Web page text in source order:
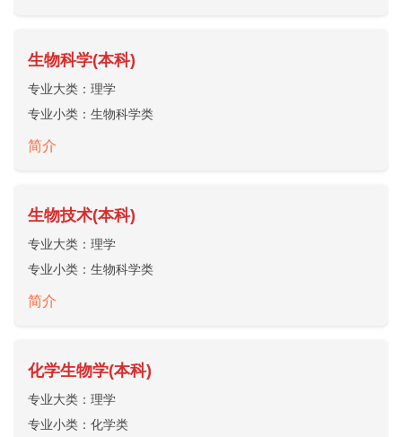
生物科学(本科)
专业大类： 理学
专业小类： 生物科学类
简介
生物技术(本科)
专业大类： 理学
专业小类： 生物科学类
简介
化学生物学(本科)
专业大类： 理学
专业小类： 化学类